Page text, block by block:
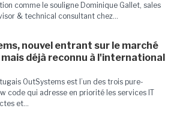
comme le souligne Dominique Gallet, sales
& technical consultant chez...
nouvel entrant sur le marché
déjà reconnu à l'international
OutSystems est l’un des trois pure-
code qui adresse en priorité les services IT
et...